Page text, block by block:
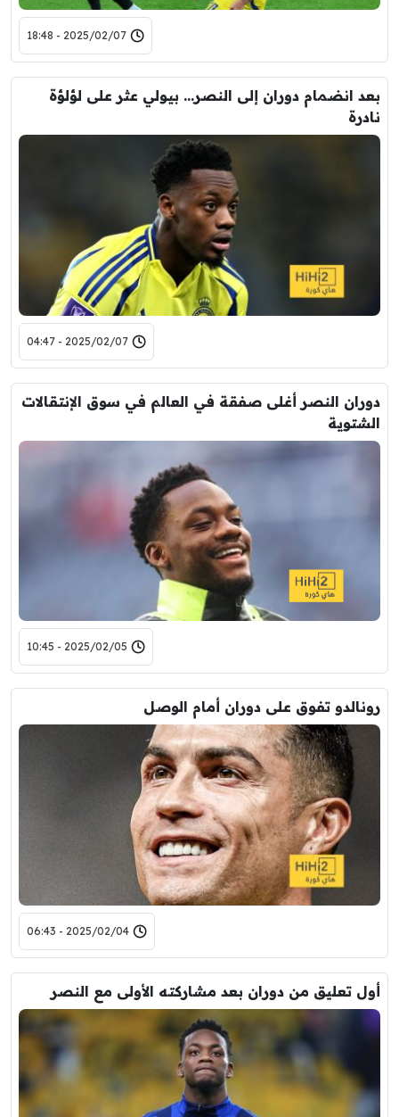
2025/02/07 - 18:48
بعد انضمام دوران إلى النصر… بيولي عثر على لؤلؤة
نادرة
2025/02/07 - 04:47
دوران النصر أغلى صفقة في العالم في سوق الإنتقالات
الشتوية
2025/02/05 - 10:45
رونالدو تفوق على دوران أمام الوصل
2025/02/04 - 06:43
أول تعليق من دوران بعد مشاركته الأولى مع النصر